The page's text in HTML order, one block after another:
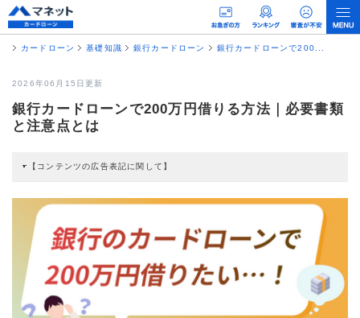
カードローン 基礎知識 銀行カードローン 銀行カードローンで200...
2026年06月15日更新
銀行カードローンで200万円借りる方法｜必要書類
と注意点とは
【コンテンツの広告表記に関して】
すると弊社に対して企業から紹介報酬が支払われるという収益モデルです。 た
だし、特定の商品を根拠なくPRするものではなく、当編集部の調査／ユーザー
への口コミ収集などに基づき、公平性を担保した情報提供を行っています。
>提携企業一覧